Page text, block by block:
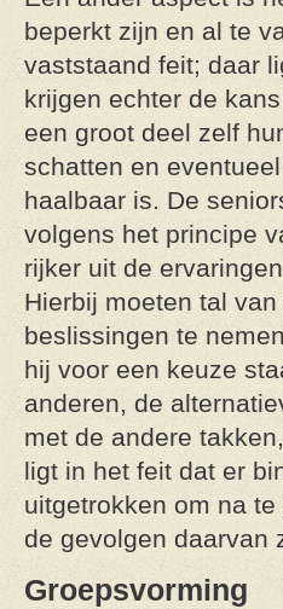
beperkt zijn en al te
vaststaand feit; daar
krijgen echter de
een groot deel zelf
schatten en
haalbaar is. De
volgens het principe
rijker uit de
Hierbij moeten tal
beslissingen te
hij voor een keuze
anderen, de
met de andere
ligt in het feit dat er
uitgetrokken om na
de gevolgen daarvan
Groepsvorming